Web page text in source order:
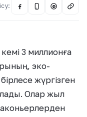
@
3 миллионға
эко-
жүргізген
Олар жыл